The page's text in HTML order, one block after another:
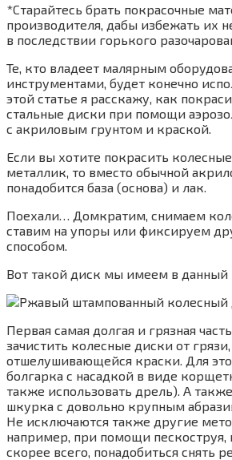
*Старайтесь брать покрасочные
производителя, дабы избежать их
в последствии горького
Те, кто владеет малярным
инструментами, будет конечно
этой статье я расскажу, как
стальные диски при помощи
с акриловым грунтом и краской.
Если вы хотите покрасить
металлик, то вместо обычной
понадобится база (основа) и лак.
Поехали… Домкратим, снимаем
ставим на упоры или фиксируем
способом.
Вот такой диск мы имеем в данный
Первая самая долгая и грязная
зачистить колесные диски от
отшелушивающейся краски. Для
болгарка с насадкой в виде
также использовать дрель). А
шкурка с довольно крупным
Не исключаются также другие
например, при помощи пескоструя,
скорее всего, понадобиться снять